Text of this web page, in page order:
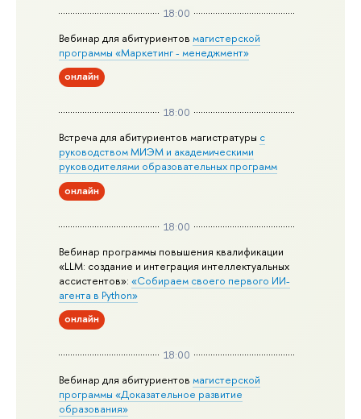
18:00
Вебинар для абитуриентовмагистерской
программы «Маркетинг - менеджмент»
онлайн
18:00
Встреча для абитуриентов магистратуры с
руководством МИЭМ и академическими
руководителями образовательных программ
онлайн
18:00
Вебинар программы повышения квалификации
«LLM: создание и интеграция интеллектуальных
ассистентов»:«Собираем своего первого ИИ-
агента в Python»
онлайн
18:00
Вебинар для абитуриентовмагистерской
программы «Доказательное развитие
образования»